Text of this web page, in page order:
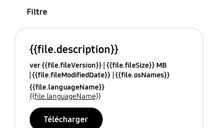
Filtre
{{file.description}}
ver {{file.fileVersion}} {{file.fileSize}} MB
{{file.fileModifiedDate}} {{file.osNames}}
{{file.languageName}}
{{file.languageName}}
Télécharger